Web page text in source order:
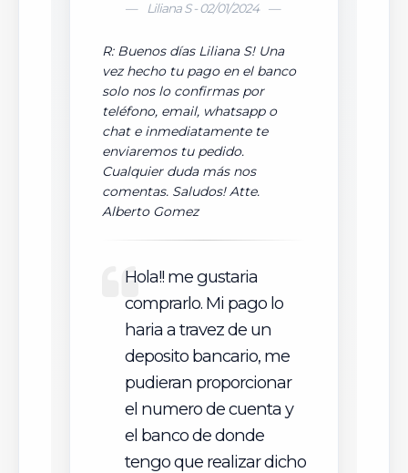
Liliana S - 02/01/2024
R: Buenos días Liliana S! Una
vez hecho tu pago en el banco
solo nos lo confirmas por
teléfono, email, whatsapp o
chat e inmediatamente te
enviaremos tu pedido.
Cualquier duda más nos
comentas. Saludos! Atte.
Alberto Gomez
Hola!! me gustaria
comprarlo. Mi pago lo
haria a travez de un
deposito bancario, me
pudieran proporcionar
el numero de cuenta y
el banco de donde
tengo que realizar dicho